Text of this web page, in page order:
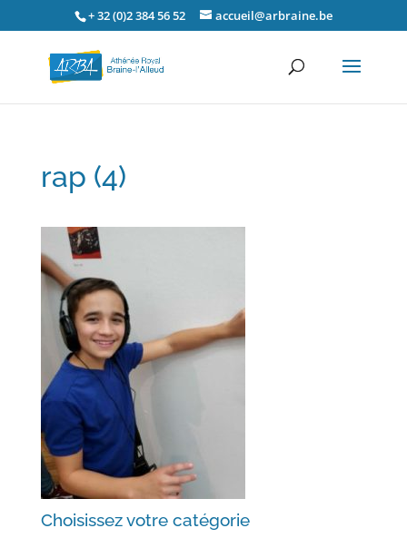
+ 32 (0)2 384 56 52 accueil@arbraine.be
rap (4)
Choisissez votre catégorie